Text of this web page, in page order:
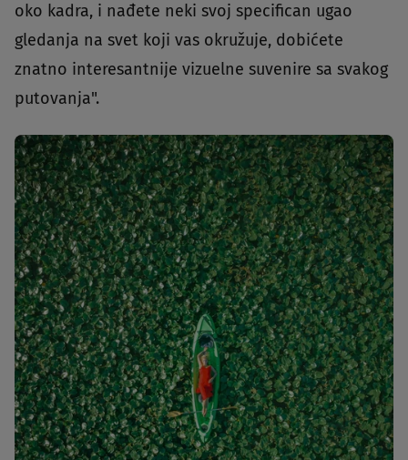
oko kadra, i nađete neki svoj specifican ugao
gledanja na svet koji vas okružuje, dobićete
znatno interesantnije vizuelne suvenire sa svakog
putovanja".